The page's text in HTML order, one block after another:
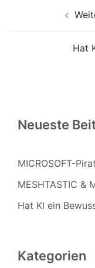
Hat
Neueste
MICROSOFT-
MESHTASTIC &
Hat KI ein
Kategorien